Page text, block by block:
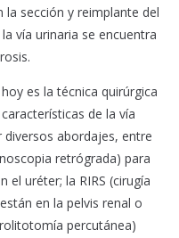
sección y reimplante del
vía urinaria se encuentra
es la técnica quirúrgica
de la vía
abordajes, entre
retrógrada) para
el uréter; la RIRS (cirugía
en la pelvis renal o
percutánea)